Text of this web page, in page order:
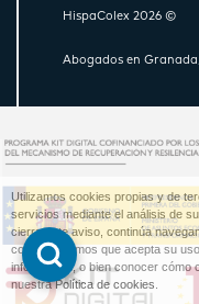
HispaColex 2026 ©
Abogados en
Utilizamos cookies propias y de
servicios mediante el análisis de
cierra este aviso, continúa
consideraremos que acepta su
información, o bien conocer cómo
nuestraPolítica de cookies